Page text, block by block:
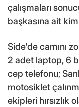
çalışmaları
başkasına ait
Side'de camını
2 adet laptop, 6
cep telefonu;
motosiklet
ekipleri hırsızlık